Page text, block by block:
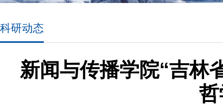
科研动态
新闻与传播学院“吉林